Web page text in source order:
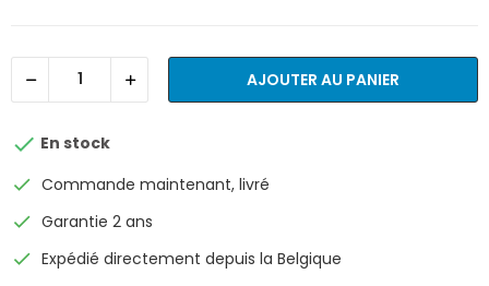
AJOUTER AU PANIER
 En stock
check Commande maintenant, livré
check Garantie 2 ans
check Expédié directement depuis la Belgique